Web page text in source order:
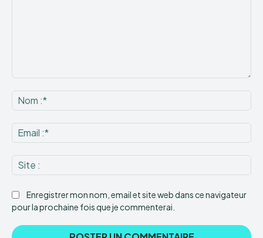
:*
:*
:
Enregistrer mon nom, email et site web dans ce navigateur
pour la prochaine fois que je commenterai.